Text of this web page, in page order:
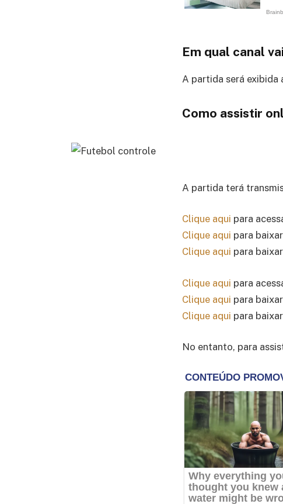
Em qual canal
A partida será exibida
Como assistir
A partida terá
Clique aqui para
Clique aqui para
Clique aqui para
Clique aqui para
Clique aqui para
Clique aqui para
No entanto, para